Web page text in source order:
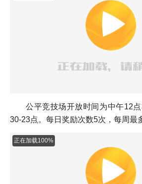
公平竞技场开放时间为中午12
30-23点。每日奖励次数5次，每周最
正在加载100%